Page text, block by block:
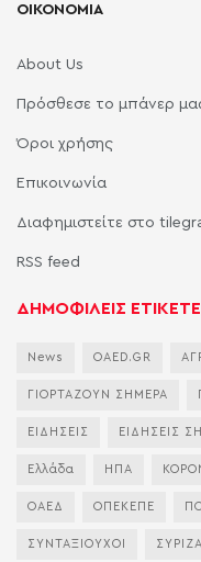
ΟΙΚΟΝΟΜΙΑ
About Us
Πρόσθεσε το μπάνερ
Όροι χρήσης
Επικοινωνία
Διαφημιστείτε στο
RSS feed
ΔΗΜΟΦΙΛΕΙΣ
News OAED.GR
ΓΙΟΡΤΑΖΟΥΝ ΣΗΜΕΡΑ
ΕΙΔΗΣΕΙΣ ΕΙΔΗΣΕΙΣ
Ελλάδα ΗΠΑ
ΟΑΕΔ ΟΠΕΚΕΠΕ
ΣΥΝΤΑΞΙΟΥΧΟΙ ΣΥΡΙΖΑ